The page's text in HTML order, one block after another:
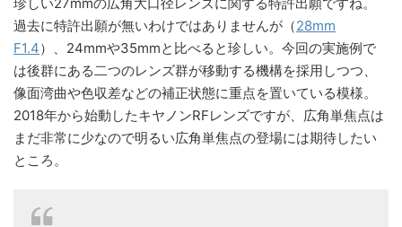
過去に特許出願が無いわけではありませんが（28mm
F1.4）、24mmや35mmと比べると珍しい。今回の実施例で
は後群にある二つのレンズ群が移動する機構を採用しつつ、
像面湾曲や色収差などの補正状態に重点を置いている模様。
2018年から始動したキヤノンRFレンズですが、広角単焦点は
まだ非常に少なので明るい広角単焦点の登場には期待したい
ところ。